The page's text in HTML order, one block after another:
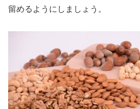
留めるようにしましょう。